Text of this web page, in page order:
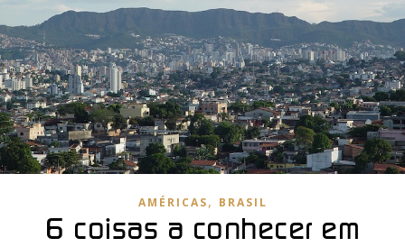
AMÉRICAS, BRASIL
6 coisas a conhecer em